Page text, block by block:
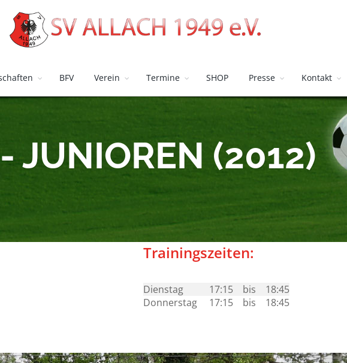
BFV Verein Termine SHOP Presse Kontakt
JUNIOREN (2012)
Trainingszeiten:
Dienstag 17:15 bis
18:45
Donnerstag
17:15 bis 18:45